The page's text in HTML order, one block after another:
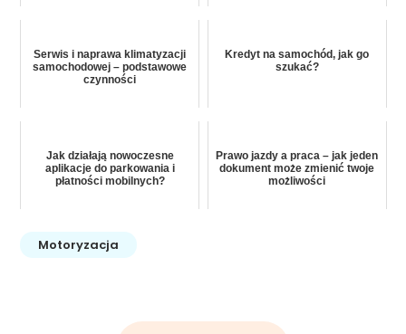
Serwis i naprawa klimatyzacji
samochodowej – podstawowe
czynności
Kredyt na samochód, jak go
szukać?
Jak działają nowoczesne
aplikacje do parkowania i
płatności mobilnych?
Prawo jazdy a praca – jak jeden
dokument może zmienić twoje
możliwości
Motoryzacja